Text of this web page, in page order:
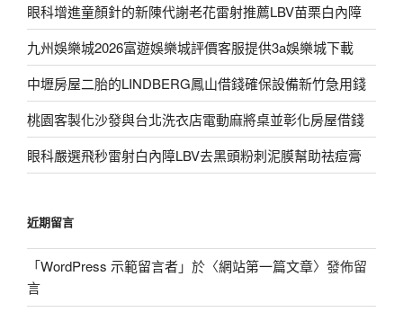
眼科增進童顏針的新陳代謝老花雷射推薦LBV苗栗白內障
九州娛樂城2026富遊娛樂城評價客服提供3a娛樂城下載
中壢房屋二胎的LINDBERG鳳山借錢確保設備新竹急用錢
桃園客製化沙發與台北洗衣店電動麻將桌並彰化房屋借錢
眼科嚴選飛秒雷射白內障LBV去黑頭粉刺泥膜幫助祛痘膏
近期留言
「WordPress 示範留言者」於〈網站第一篇文章〉發佈留
言